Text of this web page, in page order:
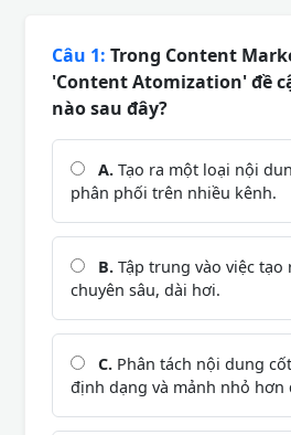
Câu 1: Trong Content
'Content Atomization' đề
nào sau đây?
A. Tạo ra một loại nội
phân phối trên nhiều kênh.
B. Tập trung vào việc tạo
chuyên sâu, dài hơi.
C. Phân tách nội dung
định dạng và mảnh nhỏ hơn